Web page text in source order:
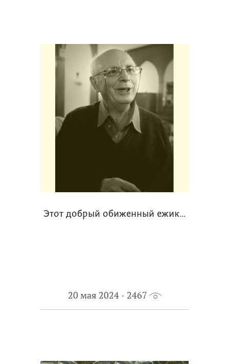
Этот добрый обиженный ежик…
20 мая 2024 2467